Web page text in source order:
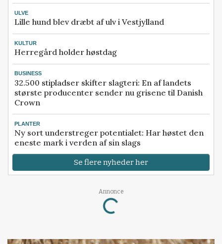
ULVE
Lille hund blev dræbt af ulv i Vestjylland
KULTUR
Herregård holder høstdag
BUSINESS
32.500 stipladser skifter slagteri: En af landets
største producenter sender nu grisene til Danish
Crown
PLANTER
Ny sort understreger potentialet: Har høstet den
eneste mark i verden af sin slags
Se flere nyheder her
Annonce
Loading...